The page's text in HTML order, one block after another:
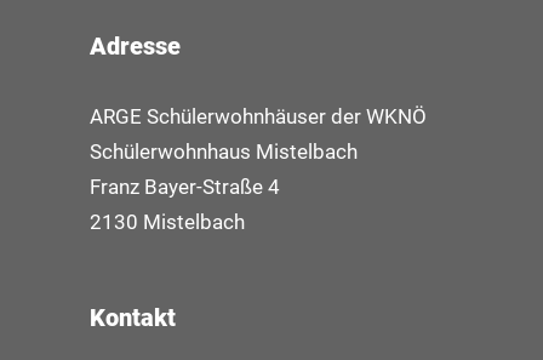
Adresse
ARGE Schülerwohnhäuser der WKNÖ
Schülerwohnhaus Mistelbach
Franz Bayer-Straße 4
2130 Mistelbach
Kontakt